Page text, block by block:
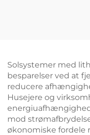
Solsystemer med
besparelser ved at
reducere
Husejere og
mod
økonomiske fordele